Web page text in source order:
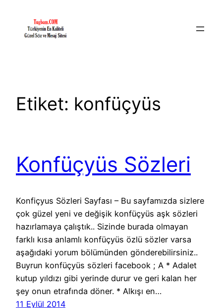
Etiket: konfüçyüs
Konfüçyüs Sözleri
Konfiçyus Sözleri Sayfası – Bu sayfamızda sizlere
çok güzel yeni ve değişik konfüçyüs aşk sözleri
hazırlamaya çalıştık.. Sizinde burada olmayan
farklı kısa anlamlı konfüçyüs özlü sözler varsa
aşağıdaki yorum bölümünden gönderebilirsiniz..
Buyrun konfüçyüs sözleri facebook ; A * Adalet
kutup yıldızı gibi yerinde durur ve geri kalan her
şey onun etrafında döner. * Alkışı en…
11 Eylül 2014